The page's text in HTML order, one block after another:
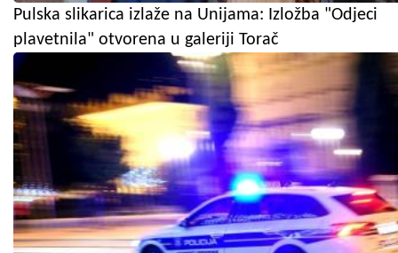
Pulska slikarica izlaže na Unijama: Izložba "Odjeci
plavetnila" otvorena u galeriji Torač